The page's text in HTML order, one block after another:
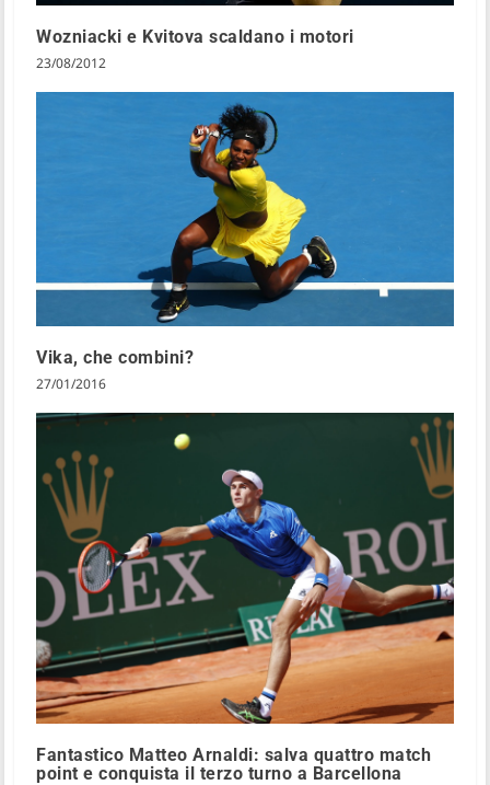
Wozniacki e Kvitova scaldano i motori
23/08/2012
Vika, che combini?
27/01/2016
Fantastico Matteo Arnaldi: salva quattro match
point e conquista il terzo turno a Barcellona